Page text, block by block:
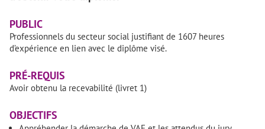
PUBLIC
Professionnels du secteur social justifiant de 1607 heures
d’expérience en lien avec le diplôme visé.
PRÉ-REQUIS
Avoir obtenu la recevabilité (livret 1)
OBJECTIFS